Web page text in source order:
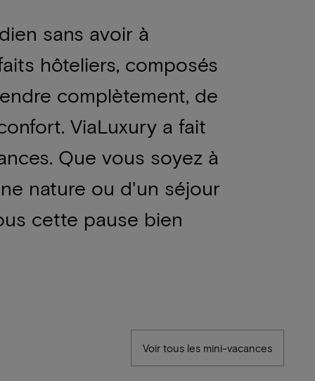
sans avoir à
hôteliers, composés
complètement, de
ViaLuxury a fait
Que vous soyez à
nature ou d'un séjour
cette pause bien
Voir tous les mini-vacances